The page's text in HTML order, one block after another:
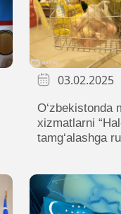
03.02.2025
O‘zbekistonda
xizmatlarni
tamg‘alashga